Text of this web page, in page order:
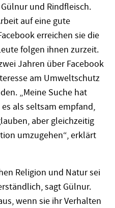
und Rindfleisch.
auf eine gute
erreichen sie die
folgen ihnen zurzeit.
Jahren über Facebook
am Umweltschutz
„Meine Suche hat
als seltsam empfand,
aber gleichzeitig
umzugehen“, erklärt
Religion und Natur sei
sagt Gülnur.
wenn sie ihr Verhalten